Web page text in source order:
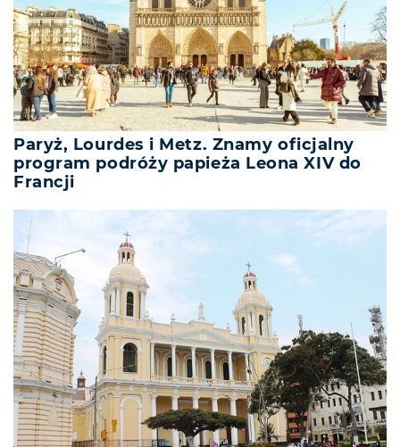
Paryż, Lourdes i Metz. Znamy oficjalny
program podróży papieża Leona XIV do
Francji